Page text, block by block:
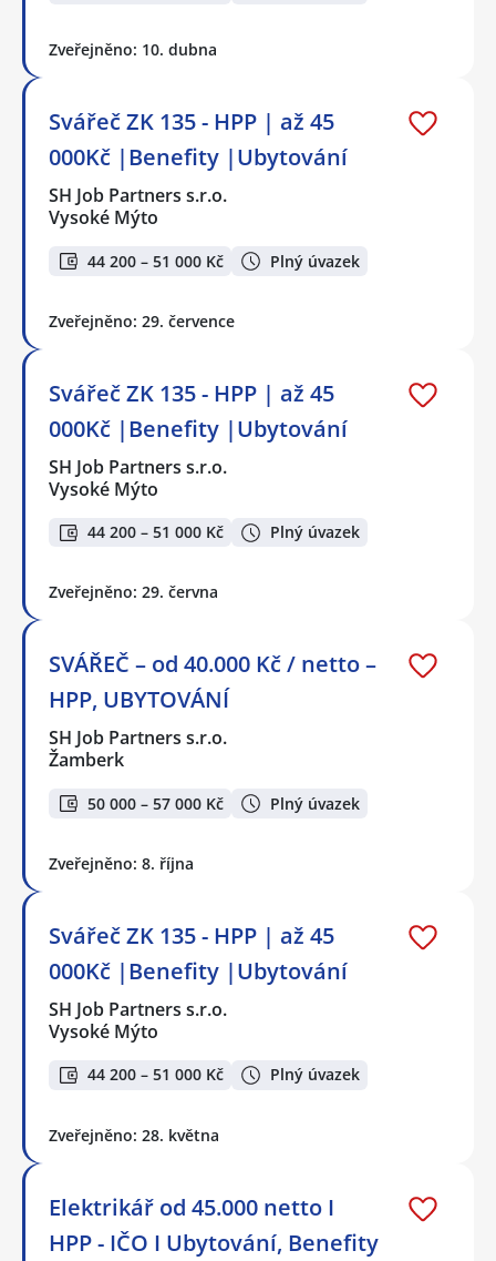
Zveřejněno: 10. dubna
Svářeč ZK 135 - HPP | až 45
000Kč |Benefity |Ubytování
SH Job Partners s.r.o.
Vysoké Mýto
44 200 – 51 000 Kč Plný úvazek
Zveřejněno: 29. července
Svářeč ZK 135 - HPP | až 45
000Kč |Benefity |Ubytování
SH Job Partners s.r.o.
Vysoké Mýto
44 200 – 51 000 Kč Plný úvazek
Zveřejněno: 29. června
SVÁŘEČ – od 40.000 Kč / netto –
HPP, UBYTOVÁNÍ
SH Job Partners s.r.o.
Žamberk
50 000 – 57 000 Kč Plný úvazek
Zveřejněno: 8. října
Svářeč ZK 135 - HPP | až 45
000Kč |Benefity |Ubytování
SH Job Partners s.r.o.
Vysoké Mýto
44 200 – 51 000 Kč Plný úvazek
Zveřejněno: 28. května
Elektrikář od 45.000 netto I
HPP - IČO I Ubytování, Benefity